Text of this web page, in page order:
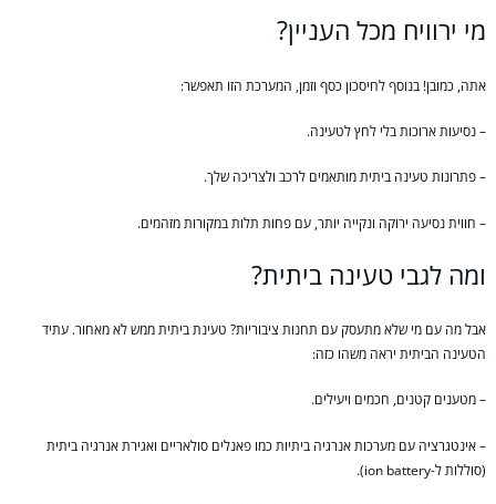
מי ירוויח מכל העניין?
אתה, כמובן! בנוסף לחיסכון כסף וזמן, המערכת הזו תאפשר:
– נסיעות ארוכות בלי לחץ לטעינה.
– פתרונות טעינה ביתית מותאמים לרכב ולצריכה שלך.
– חווית נסיעה ירוקה ונקייה יותר, עם פחות תלות במקורות מזהמים.
ומה לגבי טעינה ביתית?
אבל מה עם מי שלא מתעסק עם תחנות ציבוריות? טעינת ביתית ממש לא מאחור. עתיד
הטעינה הביתית יראה משהו כזה:
– מטענים קטנים, חכמים ויעילים.
– אינטגרציה עם מערכות אנרגיה ביתיות כמו פאנלים סולאריים ואגירת אנרגיה ביתית
(סוללות ל-ion battery).